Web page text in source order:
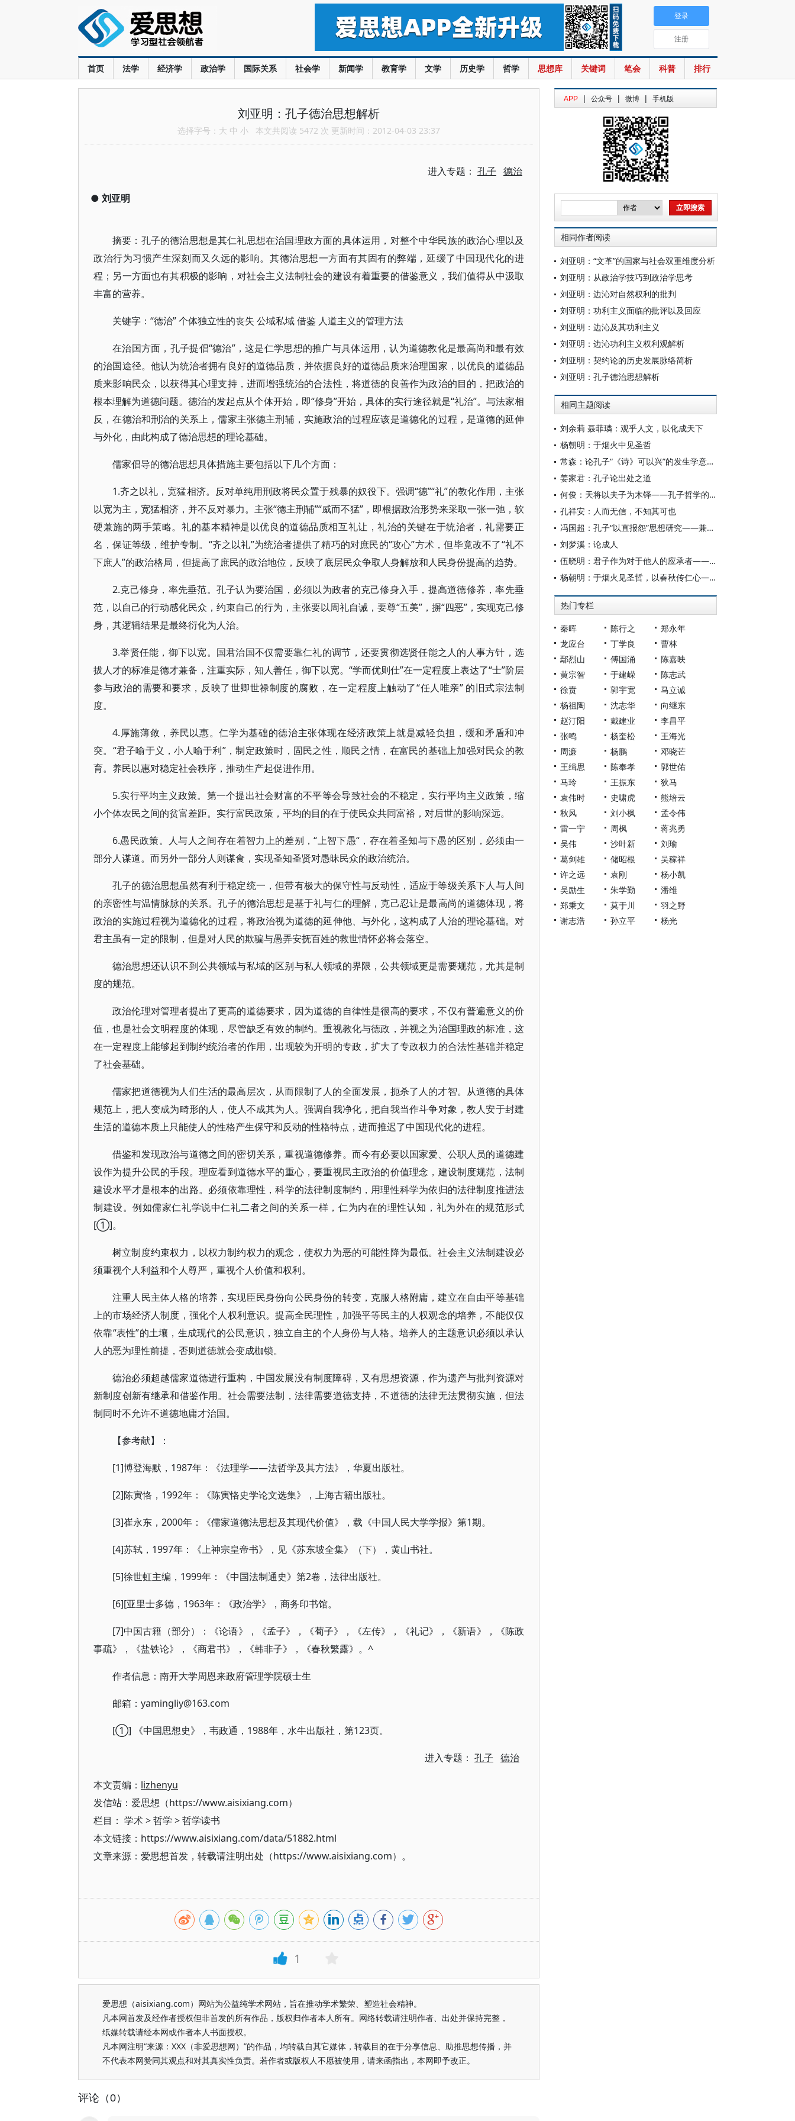
首页 法学 经济学 政治学 国际关系 社会学 新闻学 教育学 文学 历史学 哲学 思想库 关键词 笔会 科普 排行
登录
注册
刘亚明：孔子德治思想解析
选择字号： 大 中 小 本文共阅读 5472 次 更新时间：2012-04-03 23:37
进入专题： 孔子 德治
● 刘亚明
摘要：孔子的德治思想是其仁礼思想在治国理政方面的具体运用，对整个中华民族的政治心理以及
政治行为习惯产生深刻而又久远的影响。其德治思想一方面有其固有的弊端，延缓了中国现代化的进
程；另一方面也有其积极的影响，对社会主义法制社会的建设有着重要的借鉴意义，我们值得从中汲取
丰富的营养。
关键字：“德治” 个体独立性的丧失 公域私域 借鉴 人道主义的管理方法
在治国方面，孔子提倡“德治”，这是仁学思想的推广与具体运用，认为道德教化是最高尚和最有效
的治国途径。他认为统治者拥有良好的道德品质，并依据良好的道德品质来治理国家，以优良的道德品
质来影响民众，以获得其心理支持，进而增强统治的合法性，将道德的良善作为政治的目的，把政治的
根本理解为道德问题。德治的发起点从个体开始，即“修身”开始，具体的实行途径就是“礼治”。与法家相
反，在德治和刑治的关系上，儒家主张德主刑辅，实施政治的过程应该是道德化的过程，是道德的延伸
与外化，由此构成了德治思想的理论基础。
儒家倡导的德治思想具体措施主要包括以下几个方面：
1.齐之以礼，宽猛相济。反对单纯用刑政将民众置于残暴的奴役下。强调“德”“礼”的教化作用，主张
以宽为主，宽猛相济，并不反对暴力。主张“德主刑辅”“威而不猛”，即根据政治形势来采取一张一弛，软
硬兼施的两手策略。礼的基本精神是以优良的道德品质相互礼让，礼治的关键在于统治者，礼需要正
名，保证等级，维护专制。“齐之以礼”为统治者提供了精巧的对庶民的“攻心”方术，但毕竟改不了“礼不
下庶人”的政治格局，但提高了庶民的政治地位，反映了底层民众争取人身解放和人民身份提高的趋势。
2.克己修身，率先垂范。孔子认为要治国，必须以为政者的克己修身入手，提高道德修养，率先垂
范，以自己的行动感化民众，约束自己的行为，主张要以周礼自诫，要尊“五美”，摒“四恶”，实现克己修
身，其逻辑结果是最终衍化为人治。
3.举贤任能，御下以宽。国君治国不仅需要靠仁礼的调节，还要贯彻选贤任能之人的人事方针，选
拔人才的标准是德才兼备，注重实际，知人善任，御下以宽。“学而优则仕”在一定程度上表达了“士”阶层
参与政治的需要和要求，反映了世卿世禄制度的腐败，在一定程度上触动了“任人唯亲” 的旧式宗法制
度。
4.厚施薄敛，养民以惠。仁学为基础的德治主张体现在经济政策上就是减轻负担，缓和矛盾和冲
突。“君子喻于义，小人喻于利”，制定政策时，固民之性，顺民之情，在富民的基础上加强对民众的教
育。养民以惠对稳定社会秩序，推动生产起促进作用。
5.实行平均主义政策。第一个提出社会财富的不平等会导致社会的不稳定，实行平均主义政策，缩
小个体农民之间的贫富差距。实行富民政策，平均的目的在于使民众共同富裕，对后世的影响深远。
6.愚民政策。人与人之间存在着智力上的差别，“上智下愚“，存在着圣知与下愚的区别，必须由一
部分人谋道。而另外一部分人则谋食，实现圣知圣贤对愚昧民众的政治统治。
孔子的德治思想虽然有利于稳定统一，但带有极大的保守性与反动性，适应于等级关系下人与人间
的亲密性与温情脉脉的关系。孔子的德治思想是基于礼与仁的理解，克己忍让是最高尚的道德体现，将
政治的实施过程视为道德化的过程，将政治视为道德的延伸他、与外化，这构成了人治的理论基础。对
君主虽有一定的限制，但是对人民的欺骗与愚弄安抚百姓的救世情怀必将会落空。
德治思想还认识不到公共领域与私域的区别与私人领域的界限，公共领域更是需要规范，尤其是制
度的规范。
政治伦理对管理者提出了更高的道德要求，因为道德的自律性是很高的要求，不仅有普遍意义的价
值，也是社会文明程度的体现，尽管缺乏有效的制约。重视教化与德政，并视之为治国理政的标准，这
在一定程度上能够起到制约统治者的作用，出现较为开明的专政，扩大了专政权力的合法性基础并稳定
了社会基础。
儒家把道德视为人们生活的最高层次，从而限制了人的全面发展，扼杀了人的才智。从道德的具体
规范上，把人变成为畸形的人，使人不成其为人。强调自我净化，把自我当作斗争对象，教人安于封建
生活的道德本质上只能使人的性格产生保守和反动的性格特点，进而推迟了中国现代化的进程。
借鉴和发现政治与道德之间的密切关系，重视道德修养。而今有必要以国家爱、公职人员的道德建
设作为提升公民的手段。理应看到道德水平的重心，要重视民主政治的价值理念，建设制度规范，法制
建设水平才是根本的出路。必须依靠理性，科学的法律制度制约，用理性科学为依归的法律制度推进法
制建设。例如儒家仁礼学说中仁礼二者之间的关系一样，仁为内在的理性认知，礼为外在的规范形式
[①]。
树立制度约束权力，以权力制约权力的观念，使权力为恶的可能性降为最低。社会主义法制建设必
须重视个人利益和个人尊严，重视个人价值和权利。
注重人民主体人格的培养，实现臣民身份向公民身份的转变，克服人格附庸，建立在自由平等基础
上的市场经济人制度，强化个人权利意识。提高全民理性，加强平等民主的人权观念的培养，不能仅仅
依靠“表性”的土壤，生成现代的公民意识，独立自主的个人身份与人格。培养人的主题意识必须以承认
人的恶为理性前提，否则道德就会变成枷锁。
德治必须超越儒家道德进行重构，中国发展没有制度障碍，又有思想资源，作为遗产与批判资源对
新制度创新有继承和借鉴作用。社会需要法制，法律需要道德支持，不道德的法律无法贯彻实施，但法
制同时不允许不道德地庸才治国。
【参考献】：
[1]博登海默，1987年：《法理学——法哲学及其方法》，华夏出版社。
[2]陈寅恪，1992年：《陈寅恪史学论文选集》，上海古籍出版社。
[3]崔永东，2000年：《儒家道德法思想及其现代价值》，载《中国人民大学学报》第1期。
[4]苏轼，1997年：《上神宗皇帝书》，见《苏东坡全集》（下），黄山书社。
[5]徐世虹主编，1999年：《中国法制通史》第2卷，法律出版社。
[6][亚里士多德，1963年：《政治学》，商务印书馆。
[7]中国古籍（部分）：《论语》，《孟子》，《荀子》，《左传》，《礼记》，《新语》，《陈政
事疏》，《盐铁论》，《商君书》，《韩非子》，《春秋繁露》。^
作者信息：南开大学周恩来政府管理学院硕士生
邮箱：yamingliy@163.com
[①] 《中国思想史》，韦政通，1988年，水牛出版社，第123页。
进入专题： 孔子 德治
本文责编： lizhenyu
发信站：爱思想（https://www.aisixiang.com）
栏目： 学术>哲学 >哲学读书
本文链接：https://www.aisixiang.com/data/51882.html
文章来源：爱思想首发，转载请注明出处（https://www.aisixiang.com）。
1
爱思想（aisixiang.com）网站为公益纯学术网站，旨在推动学术繁荣、塑造社会精神。
凡本网首发及经作者授权但非首发的所有作品，版权归作者本人所有。网络转载请注明作者、出处并保持完整，
纸媒转载请经本网或作者本人书面授权。
凡本网注明“来源：XXX（非爱思想网）”的作品，均转载自其它媒体，转载目的在于分享信息、助推思想传播，并
不代表本网赞同其观点和对其真实性负责。若作者或版权人不愿被使用，请来函指出，本网即予改正。
评论（0）
APP | 公众号 | 微博 | 手机版
相同作者阅读
刘亚明：“文革”的国家与社会双重维度分析
刘亚明：从政治学技巧到政治学思考
刘亚明：边沁对自然权利的批判
刘亚明：功利主义面临的批评以及回应
刘亚明：边沁及其功利主义
刘亚明：边沁功利主义权利观解析
刘亚明：契约论的历史发展脉络简析
刘亚明：孔子德治思想解析
相同主题阅读
刘余莉 聂菲璘：观乎人文，以化成天下
杨朝明：于烟火中见圣哲
常森：论孔子“《诗》可以兴”的发生学意涵以及相关认知偏差
姜家君：孔子论出处之道
何俊：天将以夫子为木铎——孔子哲学的生命呈现
孔祥安：人而无信，不知其可也
冯国超：孔子“以直报怨”思想研究——兼论孔子是否反对“以德报怨”
刘梦溪：论成人
伍晓明：君子作为对于他人的应承者——孔子心目中的君子形象
杨朝明：于烟火见圣哲，以春秋传仁心——读李学斌著《仁者春秋孔子传》
热门专栏
秦晖 陈行之
郑永年
龙应台
丁学良
曹林
鄢烈山
傅国涌
陈嘉映
黄宗智
于建嵘
陈志武
徐贲
郭宇宽
马立诚
杨祖陶
沈志华
向继东
赵汀阳
戴建业
李昌平
张鸣
杨奎松
王海光
周濂
杨鹏
邓晓芒
王缉思
陈奉孝
郭世佑
马玲
王振东
狄马
袁伟时
史啸虎
熊培云
秋风
刘小枫
孟令伟
雷一宁
周枫
蒋兆勇
吴伟
沙叶新
刘瑜
葛剑雄
储昭根
吴稼祥
许之远
袁刚
杨小凯
吴励生
朱学勤
潘维
郑秉文
莫于川
羽之野
谢志浩
孙立平 杨光